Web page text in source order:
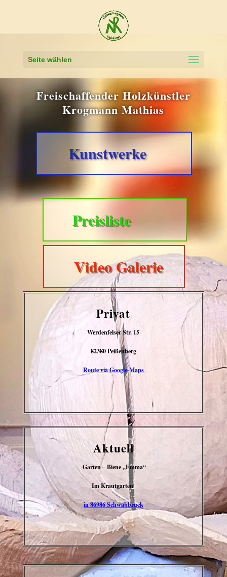
Seite wählen
Freischaffender Holzkünstler
Krogmann Mathias
Kunstwerke
Preisliste
Video Galerie
Privat
Werdenfelser Str. 15
82380 Peißenberg
Route via Google-Maps
Aktuell
Garten – Biene „Emma“
Im Krautgarten
in 86986 Schwabbruck